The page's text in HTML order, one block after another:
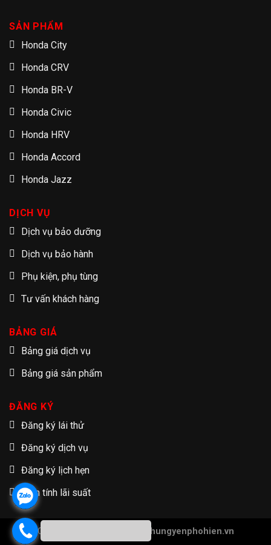
SẢN PHẨM
Honda City
Honda CRV
Honda BR-V
Honda Civic
Honda HRV
Honda Accord
Honda Jazz
DỊCH VỤ
Dịch vụ bảo dưỡng
Dịch vụ bảo hành
Phụ kiện, phụ tùng
Tư vấn khách hàng
BẢNG GIÁ
Bảng giá dịch vụ
Bảng giá sản phẩm
ĐĂNG KÝ
Đăng ký lái thử
Đăng ký dịch vụ
Đăng ký lịch hẹn
Tạm tính lãi suất
Copyright 2026 © Hondaotohungyenphohien.vn